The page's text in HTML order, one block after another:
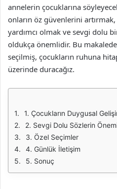
annelerin çocuklarına
onların öz güvenlerini
yardımcı olmak ve sevgi dolu
oldukça önemlidir. Bu
seçilmiş, çocukların ruhuna
üzerinde duracağız.
1. Çocukların Duygusal
2. Sevgi Dolu Sözlerin
3. Özel Seçimler
4. Günlük İletişim
5. Sonuç